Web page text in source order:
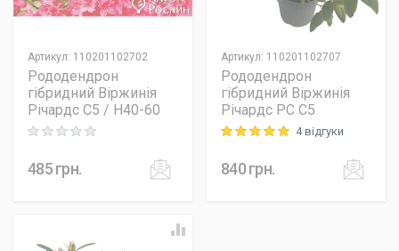
Артикул: 110201102702
Рододендрон
гібридний Віржинія
Річардс C5 / H40-60
Rating: 0 out of 5
485грн.
Артикул: 110201102707
Рододендрон
гібридний Віржинія
Річардс PC C5
Rating: 5 out of 54 відгуки
840грн.